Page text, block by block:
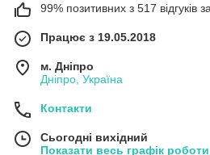
99% позитивних з 517 відгуків
Працює з 19.05.2018
м. Дніпро
Дніпро, Україна
Контакти
Сьогодні вихідний
Показати весь графік роботи